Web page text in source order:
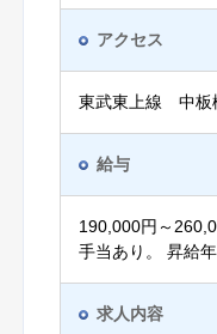
アクセス
東武東上線 中
給与
190,000円～
手当あり。 昇給
求人内容